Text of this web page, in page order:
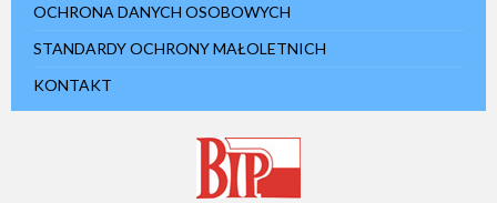
OCHRONA DANYCH OSOBOWYCH
STANDARDY OCHRONY MAŁOLETNICH
KONTAKT